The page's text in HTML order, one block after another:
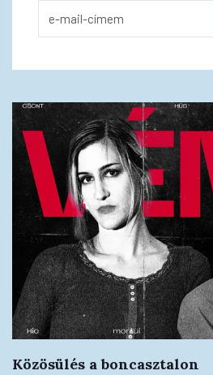
Közösülés a boncasztalon